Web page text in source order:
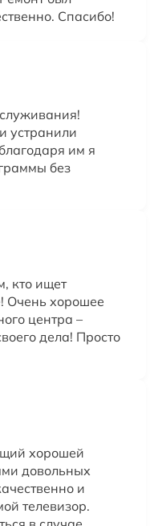
Спасибо!
устранили
им я
без
кто ищет
Очень хорошее
центра –
дела! Просто
хорошей
довольных
и
телевизор.